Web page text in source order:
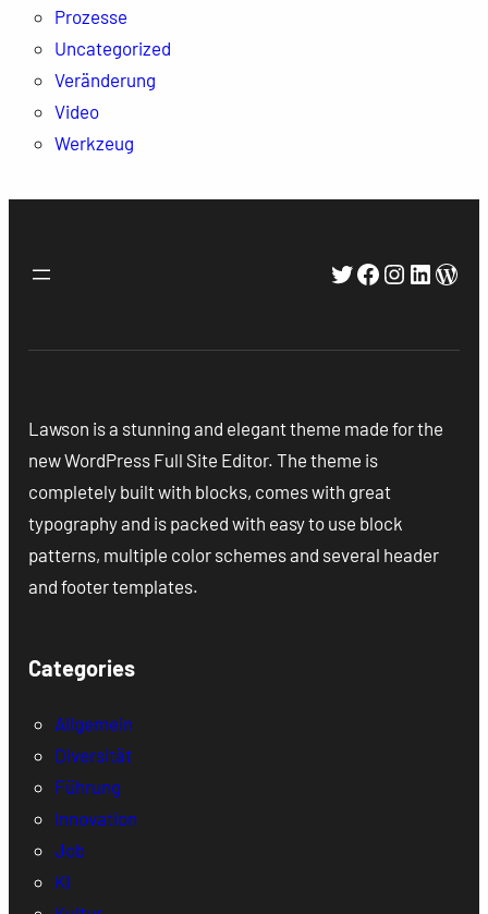
Prozesse
Uncategorized
Veränderung
Video
Werkzeug
Twitter
Facebook
Lawson is a stunning and elegant theme made for the
new WordPress Full Site Editor. The theme is
completely built with blocks, comes with great
typography and is packed with easy to use block
patterns, multiple color schemes and several header
and footer templates.
Categories
Allgemein
Diversität
Führung
Innovation
Job
KI